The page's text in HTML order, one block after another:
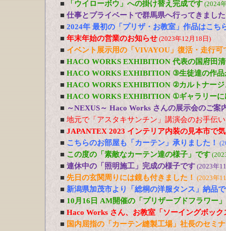
■ 「ウイローボウ」への掛け替え完成です (2024
■ 仕事とプライベートで群馬県へ行ってきまし
■ 2024年 最初の「プリザ・お教室」作品はこち
■ 年末年始の営業のお知らせ (2023年12月18日)
■ イベント展示用の「VIVAYOU」復活・走行可
■ HACO WORKS EXHIBITION 代表の国府田
■ HACO WORKS EXHIBITION ③生徒達の作品
■ HACO WORKS EXHIBITION ②カルトナージ
■ HACO WORKS EXHIBITION ①ギャラリーに
■ ～NEXUS～ Haco Works さんの展示会のご案
■ 地元で「アスタキサンチン」講演会のお手伝
■ JAPANTEX 2023 インテリア内装の見本市で
■ こちらのお部屋も「カーテン」承りました！
■ この度の「素敵なカーテン達の様子」です
■ 連休中の「照明施工」完成の様子です (2023年
■ 先日の玄関周りには鏡も付きました！ (2023年
■ 新潟県加茂市より「総桐の洋服タンス」納品
■ 10月16日 AM開催の「プリザーブドフラワー
■ Haco Works さん、お教室「ソーイングボッ
■ 国内屈指の「カーテン縫製工場」社長のセミ